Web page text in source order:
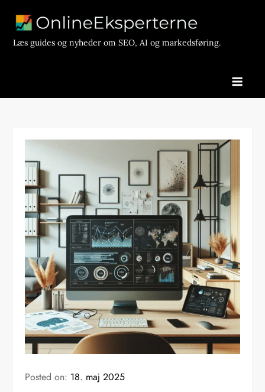
contentLæs guides og nyheder om SEO, AI og markedsføring.
Posted on: 18. maj 2025